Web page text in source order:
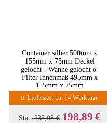
Container silber 500mm x
155mm x 75mm Deckel
gelocht - Wanne gelocht o.
Filter Innenmaß 495mm x
155mm x 75mm
Lieferzeit ca. 14 Werktage
Statt233,98 € 198,89 €